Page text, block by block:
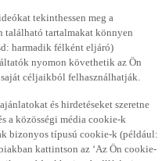
tekinthessen meg a
található tartalmakat könnyen
harmadik félként eljáró)
nyomon követhetik az Ön
céljaikból felhasználhatják.
és hirdetéseket szeretne
a közösségi média cookie-k
bizonyos típusú cookie-k (például:
kattintson az ‘Az Ön cookie-